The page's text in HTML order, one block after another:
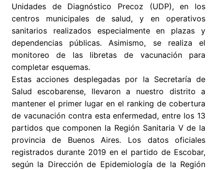
Unidades de Diagnóstico Precoz (UDP), en los
centros municipales de salud, y en operativos
sanitarios realizados especialmente en plazas y
dependencias públicas. Asimismo, se realiza el
monitoreo de las libretas de vacunación para
completar esquemas.
Estas acciones desplegadas por la Secretaría de
Salud escobarense, llevaron a nuestro distrito a
mantener el primer lugar en el ranking de cobertura
de vacunación contra esta enfermedad, entre los 13
partidos que componen la Región Sanitaria V de la
provincia de Buenos Aires. Los datos oficiales
registrados durante 2019 en el partido de Escobar,
según la Dirección de Epidemiología de la Región